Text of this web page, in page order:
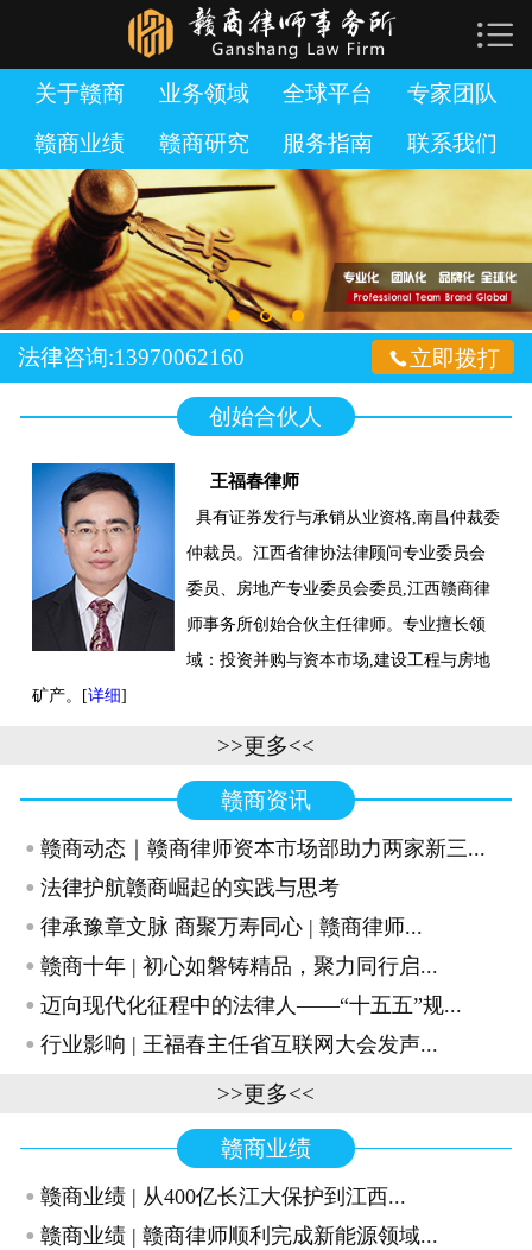
 网站首页
关于赣商
业务领域
专家团队
赣商业绩
赣商研究
加入赣商
联系我们

关于赣商 业务领域 全球平台
专家团队
赣商业绩
赣商研究 服务指南 联系我们
立即拨打
法律咨询:13970062160
创始合伙人
王福春律师
具有证券发行与承销从业资格,南昌仲裁委
仲裁员。江西省律协法律顾问专业委员会
委员、房地产专业委员会委员,江西赣商律
师事务所创始合伙主任律师。专业擅长领
域：投资并购与资本市场,建设工程与房地
矿产。[详细]
>>更多<<
赣商资讯
· 赣商动态｜赣商律师资本市场部助力两家新三...
· 法律护航赣商崛起的实践与思考
· 律承豫章文脉 商聚万寿同心 | 赣商律师...
· 赣商十年 | 初心如磐铸精品，聚力同行启...
· 迈向现代化征程中的法律人——“十五五”规...
· 行业影响 | 王福春主任省互联网大会发声...
>>更多<<
赣商业绩
· 赣商业绩 | 从400亿长江大保护到江西...
· 赣商业绩 | 赣商律师顺利完成新能源领域...